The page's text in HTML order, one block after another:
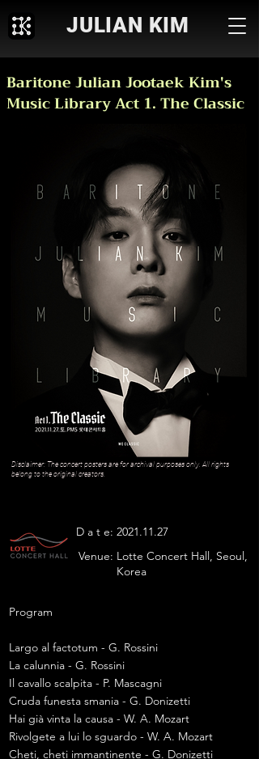
JULIAN KIM
Baritone Julian Jootaek Kim's
Music Library Act 1. The Classic
Disclaimer: The concert posters are for archival purposes only. All rights
belong to the original creators.
D a t e: 2021.11.27
Venue: Lotte Concert Hall, Seoul,
Korea
Program
Largo al factotum - G. Rossini
La calunnia - G. Rossini
Il cavallo scalpita - P. Mascagni
Cruda funesta smania - G. Donizetti
Hai già vinta la causa - W. A. Mozart
Rivolgete a lui lo sguardo - W. A. Mozart
Cheti, cheti immantinente - G. Donizetti